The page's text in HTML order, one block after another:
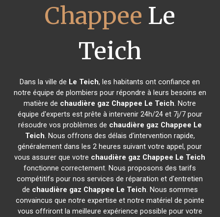
Chappee Le
Teich
Dans la ville de Le Teich, les habitants ont confiance en
notre équipe de plombiers pour répondre à leurs besoins en
matière de chaudière gaz Chappee Le Teich. Notre
équipe d'experts est prête à intervenir 24h/24 et 7j/7 pour
résoudre vos problèmes de chaudière gaz Chappee Le
Teich. Nous offrons des délais d'intervention rapide,
généralement dans les 2 heures suivant votre appel, pour
vous assurer que votre chaudière gaz Chappee Le Teich
fonctionne correctement. Nous proposons des tarifs
compétitifs pour nos services de réparation et d'entretien
de chaudière gaz Chappee Le Teich. Nous sommes
convaincus que notre expertise et notre matériel de pointe
vous offriront la meilleure expérience possible pour votre